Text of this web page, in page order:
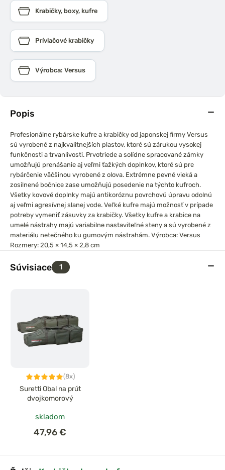
Popis
Profesionálne rybárske kufre a krabičky od japonskej firmy Versus
sú vyrobené z najkvalitnejších plastov, ktoré sú zárukou vysokej
funkčnosti a trvanlivosti. Prvotriede a solídne spracované zámky
umožňujú prenášanie aj veľmi ťažkých doplnkov, ktoré sú pre
rybárčenie väčšinou vyrobené z olova. Extrémne pevné vieká a
zosilnené bočnice zase umožňujú posedenie na týchto kufroch.
Všetky kovové doplnky majú antikoróznu povrchovú úpravu odolnú
aj veľmi agresívnej slanej vode. Veľké kufre majú možnosť v prípade
potreby vymeniť zásuvky za krabičky. Všetky kufre a krabice na
umelé nástrahy majú variabilne nastaviteľné steny a sú vyrobené z
materiálu netečného ku gumovým nástrahám. Výrobca: Versus
Rozmery: 20,5 × 14,5 × 2,8 cm
Súvisiace 1
(8x)
Suretti Obal na prút
dvojkomorový
skladom
47,96 €
Krabičky, boxy, kufre
Prívlačové krabičky
Výrobca: Versus